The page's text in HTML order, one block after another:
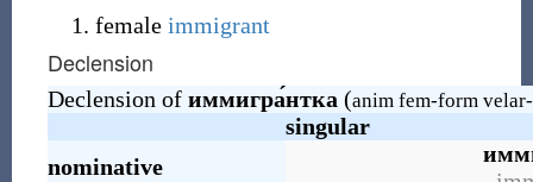
female immigrant
Declension
Declension of иммигра́нтка (anim fem-form
singular
nominative